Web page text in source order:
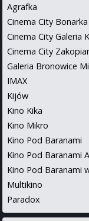
Agrafka
Cinema City Bonarka
Cinema City Galeria
Cinema City
Galeria Bronowice
IMAX
Kijów
Kino Kika
Kino Mikro
Kino Pod Baranami
Kino Pod Baranami
Kino Pod Baranami
Multikino
Paradox